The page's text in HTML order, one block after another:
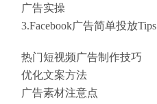
广告实操
3.Facebook广告简单投放Tips
热门短视频广告制作技巧
优化文案方法
广告素材注意点